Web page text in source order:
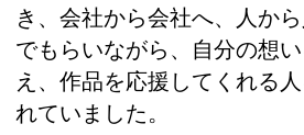
き、会社から会社へ、人か
でもらいながら、自分の想
え、作品を応援してくれる
れていました。